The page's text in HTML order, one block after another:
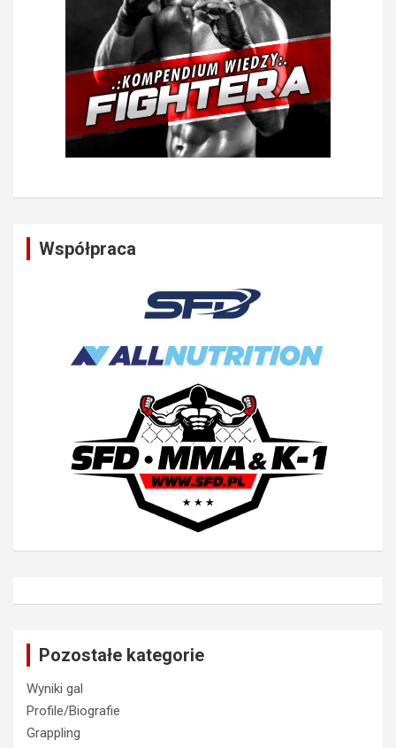
Współpraca
Pozostałe kategorie
Wyniki gal
Profile/Biografie
Grappling